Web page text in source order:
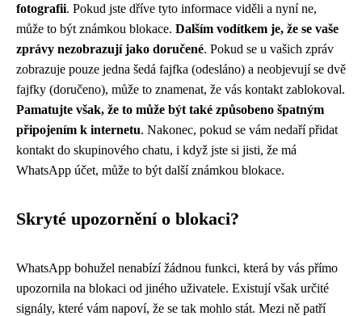
fotografii. Pokud jste dříve tyto informace viděli a nyní ne,
může to být známkou blokace. Dalším vodítkem je, že se vaše
zprávy nezobrazují jako doručené. Pokud se u vašich zpráv
zobrazuje pouze jedna šedá fajfka (odesláno) a neobjevují se dvě
fajfky (doručeno), může to znamenat, že vás kontakt zablokoval.
Pamatujte však, že to může být také způsobeno špatným
připojením k internetu. Nakonec, pokud se vám nedaří přidat
kontakt do skupinového chatu, i když jste si jisti, že má
WhatsApp účet, může to být další známkou blokace.
Skryté upozornění o blokaci?
WhatsApp bohužel nenabízí žádnou funkci, která by vás přímo
upozornila na blokaci od jiného uživatele. Existují však určité
signály, které vám napoví, že se tak mohlo stát. Mezi ně patří